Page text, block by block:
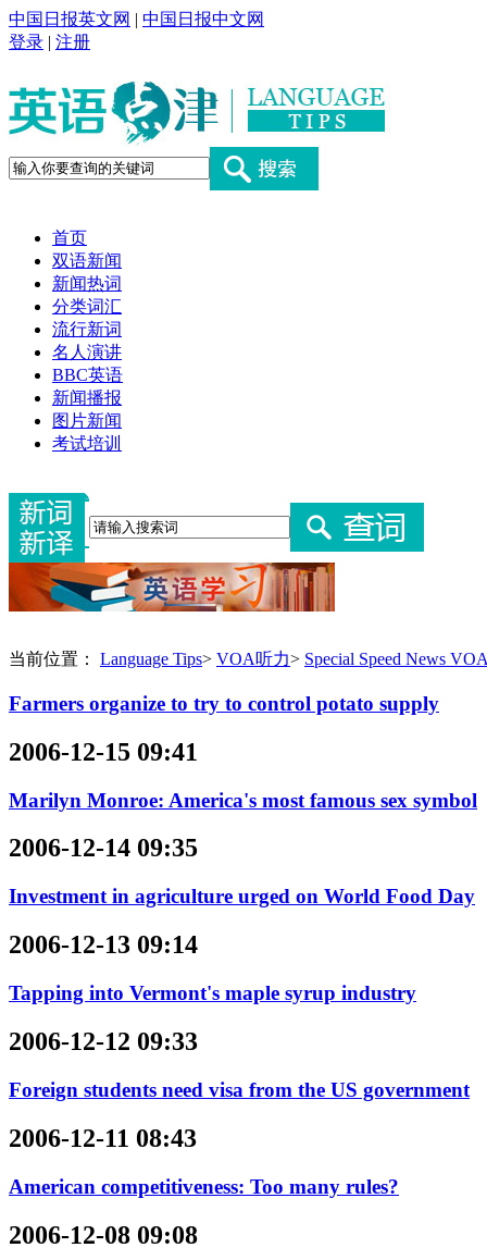
中国日报英文网 | 中国日报中文网
登录 | 注册
首页
双语新闻
新闻热词
分类词汇
流行新词
名人演讲
BBC英语
新闻播报
图片新闻
考试培训
当前位置： Language Tips> VOA听力> Special Speed News
Farmers organize to try to control potato supply
2006-12-15 09:41
Marilyn Monroe: America's most famous sex symbol
2006-12-14 09:35
Investment in agriculture urged on World Food Day
2006-12-13 09:14
Tapping into Vermont's maple syrup industry
2006-12-12 09:33
Foreign students need visa from the US government
2006-12-11 08:43
American competitiveness: Too many rules?
2006-12-08 09:08